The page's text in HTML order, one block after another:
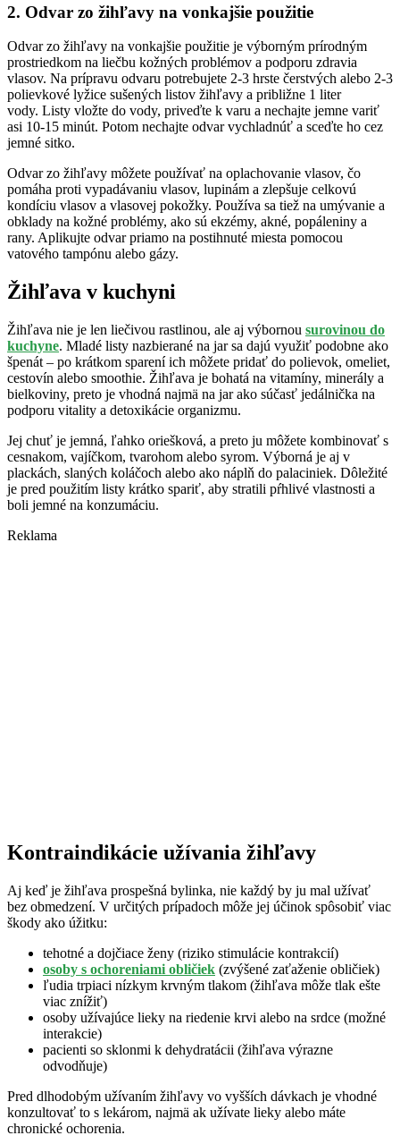
2. Odvar zo žihľavy na vonkajšie použitie
Odvar zo žihľavy na vonkajšie použitie je výborným prírodným
prostriedkom na liečbu kožných problémov a podporu zdravia
vlasov. Na prípravu odvaru potrebujete 2-3 hrste čerstvých alebo 2-3
polievkové lyžice sušených listov žihľavy a približne 1 liter
vody. Listy vložte do vody, priveďte k varu a nechajte jemne variť
asi 10-15 minút. Potom nechajte odvar vychladnúť a sceďte ho cez
jemné sitko.
Odvar zo žihľavy môžete používať na oplachovanie vlasov, čo
pomáha proti vypadávaniu vlasov, lupinám a zlepšuje celkovú
kondíciu vlasov a vlasovej pokožky. Používa sa tiež na umývanie a
obklady na kožné problémy, ako sú ekzémy, akné, popáleniny a
rany. Aplikujte odvar priamo na postihnuté miesta pomocou
vatového tampónu alebo gázy.
Žihľava v kuchyni
Žihľava nie je len liečivou rastlinou, ale aj výbornou surovinou do
kuchyne. Mladé listy nazbierané na jar sa dajú využiť podobne ako
špenát – po krátkom sparení ich môžete pridať do polievok, omeliet,
cestovín alebo smoothie. Žihľava je bohatá na vitamíny, minerály a
bielkoviny, preto je vhodná najmä na jar ako súčasť jedálnička na
podporu vitality a detoxikácie organizmu.
Jej chuť je jemná, ľahko oriešková, a preto ju môžete kombinovať s
cesnakom, vajíčkom, tvarohom alebo syrom. Výborná je aj v
plackách, slaných koláčoch alebo ako náplň do palaciniek. Dôležité
je pred použitím listy krátko spariť, aby stratili pŕhlivé vlastnosti a
boli jemné na konzumáciu.
Reklama
Kontraindikácie užívania žihľavy
Aj keď je žihľava prospešná bylinka, nie každý by ju mal užívať
bez obmedzení. V určitých prípadoch môže jej účinok spôsobiť viac
škody ako úžitku:
tehotné a dojčiace ženy (riziko stimulácie kontrakcií)
osoby s ochoreniami obličiek (zvýšené zaťaženie obličiek)
ľudia trpiaci nízkym krvným tlakom (žihľava môže tlak ešte
viac znížiť)
osoby užívajúce lieky na riedenie krvi alebo na srdce (možné
interakcie)
pacienti so sklonmi k dehydratácii (žihľava výrazne
odvodňuje)
Pred dlhodobým užívaním žihľavy vo vyšších dávkach je vhodné
konzultovať to s lekárom, najmä ak užívate lieky alebo máte
chronické ochorenia.